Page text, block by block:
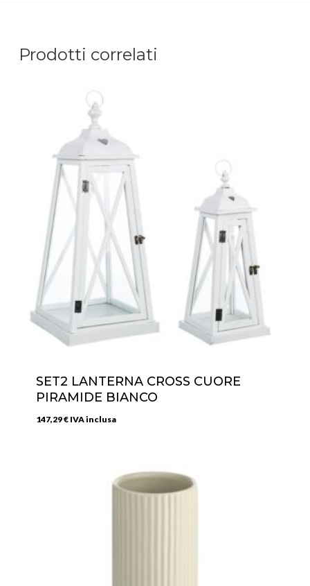
Prodotti correlati
SET2 LANTERNA CROSS CUORE
PIRAMIDE BIANCO
147,29€ IVA inclusa